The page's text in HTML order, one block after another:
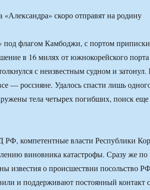
под флагом Камбоджи, с портом
в 16 милях от южнокорейского порта
с неизвестным судном и
— россияне. Удалось спасти лишь
тела четырех погибших, поиск
компетентные власти Республики
виновника катастрофы. Сразу же по
известия о происшествии посольство
и поддерживают постоянный контакт с